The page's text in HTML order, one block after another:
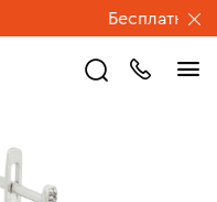
Бесплатная